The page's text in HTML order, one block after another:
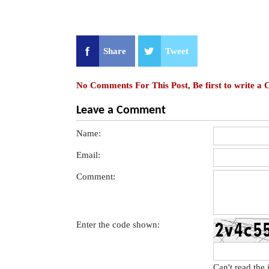
Share Tweet
No Comments For This Post, Be first to write a
Leave a Comment
Name:
Email:
Comment:
Enter the code shown: